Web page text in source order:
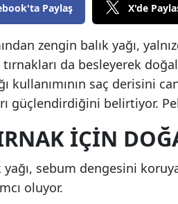
Paylaş X'de
zengin balık yağı,
da besleyerek
kullanımının saç derisini
güçlendirdiğini belirtiyor.
IÇIN
yağı, sebum dengesini
oluyor.